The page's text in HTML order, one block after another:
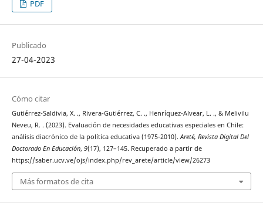
PDF
Publicado
27-04-2023
Cómo citar
Gutiérrez-Saldivia, X. ., Rivera-Gutiérrez, C. ., Henríquez-Alvear, L. ., & Melivilu
Neveu, R. . (2023). Evaluación de necesidades educativas especiales en Chile:
análisis diacrónico de la política educativa (1975-2010).Areté, Revista Digital Del
Doctorado En Educación, 9(17), 127–145. Recuperado a partir de
https://saber.ucv.ve/ojs/index.php/rev_arete/article/view/26273
Más formatos de cita